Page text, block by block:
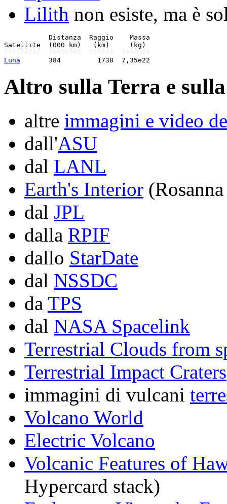
Lilith non esiste, ma è
           Distanza  Raggio    Massa
Satellite  (000 km)   (km)     (kg)
Luna
Altro sulla Terra e
altre immagini e video
dall'ASU
dal LANL
Earth's Interior
dal JPL
dalla RPIF
dallo StarDate
dal NSSDC
da TPS
dal NASA Spacelink
Terrestrial Clouds from
Terrestrial Impact Craters
immagini di vulcani
Volcano World
Electric Volcano
Volcanic Features of
Hypercard stack)